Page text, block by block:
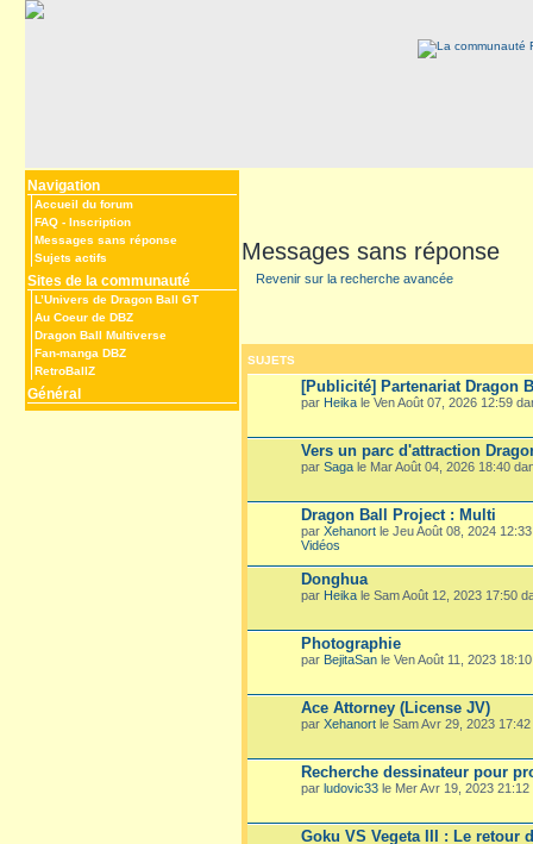
Navigation
Accueil du forum
FAQ - Inscription
Messages sans réponse
Sujets actifs
Sites de la communauté
L’Univers de Dragon Ball GT
Au Coeur de DBZ
Dragon Ball Multiverse
Fan-manga DBZ
RetroBallZ
Général
Messages sans réponse
Revenir sur la recherche avancée
SUJETS
[Publicité] Partenariat Dragon
par Heika le Ven Août 07, 2026 12:59
Vers un parc d'attraction
par Saga le Mar Août 04, 2026 18:40
Dragon Ball Project : Multi
par Xehanort le Jeu Août 08, 2024
Vidéos
Donghua
par Heika le Sam Août 12, 2023 17:50
Photographie
par BejitaSan le Ven Août 11, 2023
Ace Attorney (License JV)
par Xehanort le Sam Avr 29, 2023
Recherche dessinateur pour
par ludovic33 le Mer Avr 19, 2023
Goku VS Vegeta III : Le retour